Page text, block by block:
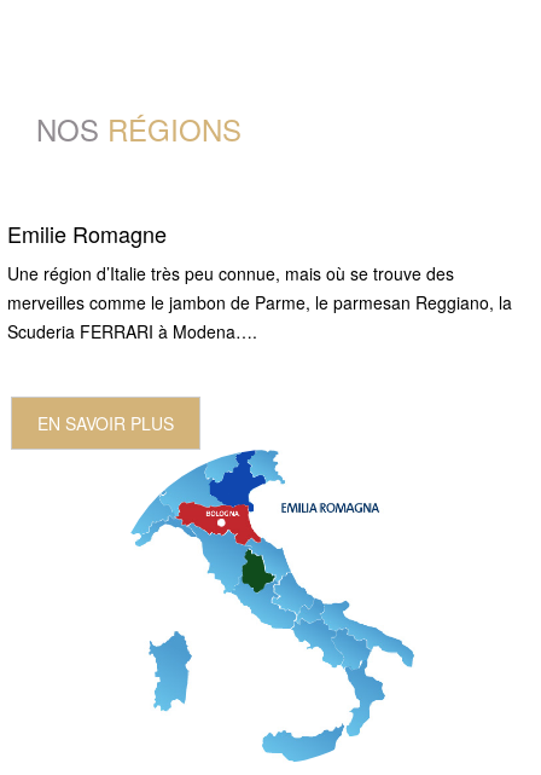
NOS RÉGIONS
Emilie Romagne
Une région d’Italie très peu connue, mais où se trouve des
merveilles comme le jambon de Parme, le parmesan Reggiano, la
Scuderia FERRARI à Modena….
EN SAVOIR PLUS